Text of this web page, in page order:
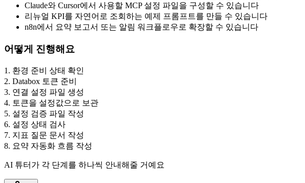
Claude와 Cursor에서 사용할 MCP 설정 파일을 구성할 수 있습니다
리뉴얼 KPI를 자연어로 조회하는 예제 프롬프트를 만들 수 있습니다
n8n에서 요약 보고서 또는 알림 워크플로우로 확장할 수 있습니다
어떻게 진행해요
1 . 환경 준비 상태 확인
2. Databox 토큰 준비
3. 연결 설정 파일 생성
4. 토큰을 설정값으로 보관
5. 설정 검증 파일 작성
6. 설정 상태 검사
7. 지표 질문 문서 작성
8. 요약 자동화 흐름 작성
AI 튜터가 각 단계를 하나씩 안내해줄 거예요